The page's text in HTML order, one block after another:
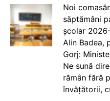
Noi
săptămâni
școlar
Alin Badea,
Gorj:
Ne sună
rămân fără
învățătorii,